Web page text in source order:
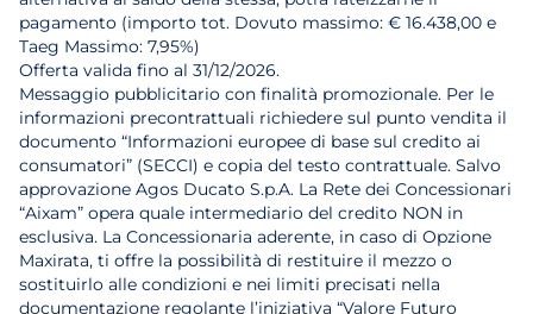
pagamento (importo tot. Dovuto massimo: € 16.438,00 e
Taeg Massimo: 7,95%)
Offerta valida fino al 31/12/2026.
Messaggio pubblicitario con finalità promozionale. Per le
informazioni precontrattuali richiedere sul punto vendita il
documento “Informazioni europee di base sul credito ai
consumatori” (SECCI) e copia del testo contrattuale. Salvo
approvazione Agos Ducato S.p.A. La Rete dei Concessionari
“Aixam” opera quale intermediario del credito NON in
esclusiva. La Concessionaria aderente, in caso di Opzione
Maxirata, ti offre la possibilità di restituire il mezzo o
sostituirlo alle condizioni e nei limiti precisati nella
documentazione regolante l’iniziativa “Valore Futuro